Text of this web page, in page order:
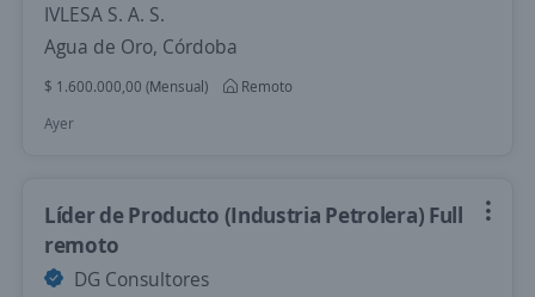
IVLESA S. A. S.
Agua de Oro, Córdoba
$ 1.600.000,00 (Mensual)
Remoto
Ayer
Líder de Producto (Industria Petrolera) Full
remoto
DG Consultores